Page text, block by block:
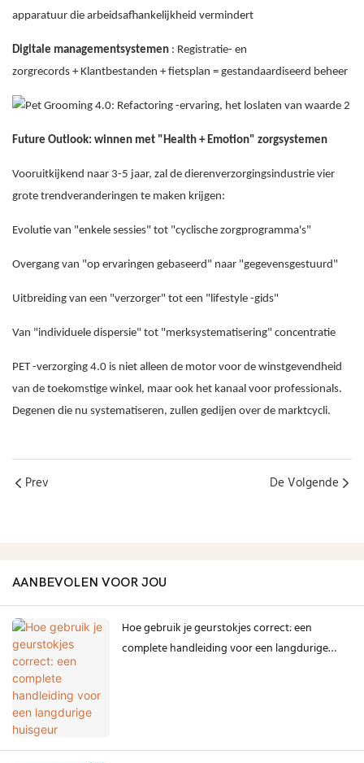
apparatuur die arbeidsafhankelijkheid vermindert
Digitale managementsystemen : Registratie- en
zorgrecords + Klantbestanden + fietsplan = gestandaardiseerd beheer
Future Outlook: winnen met "Health + Emotion" zorgsystemen
Vooruitkijkend naar 3-5 jaar, zal de dierenverzorgingsindustrie vier
grote trendveranderingen te maken krijgen:
Evolutie van "enkele sessies" tot "cyclische zorgprogramma's"
Overgang van "op ervaringen gebaseerd" naar "gegevensgestuurd"
Uitbreiding van een "verzorger" tot een "lifestyle -gids"
Van "individuele dispersie" tot "merksystematisering" concentratie
PET -verzorging 4.0 is niet alleen de motor voor de winstgevendheid
van de toekomstige winkel, maar ook het kanaal voor professionals.
Degenen die nu systematiseren, zullen gedijen over de marktcycli.
Prev De Volgende
AANBEVOLEN VOOR JOU
Hoe gebruik je geurstokjes correct: een
complete handleiding voor een langdurige